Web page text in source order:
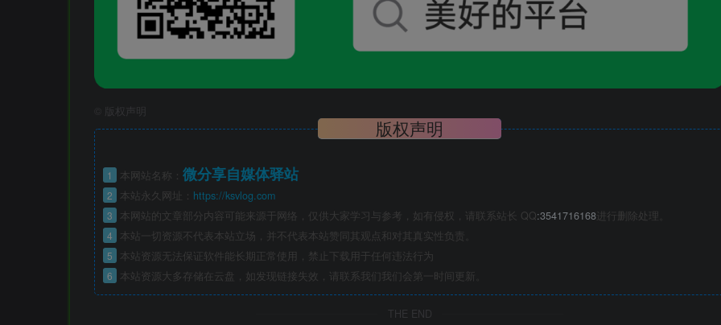
版权声明
版权声明
1 本网站名称： 微分享自媒体驿站
2 本站永久网址： https://ksvlog.com
3 本网站的文章部分内容可能来源于网络，仅供大家学习与参考，如有侵权，请联系站长 QQ:3541716168进行删除处理。
4 本站一切资源不代表本站立场，并不代表本站赞同其观点和对其真实性负责。
5 本站资源无法保证软件能长期正常使用，禁止下载用于任何违法行为
6 本站资源大多存储在云盘，如发现链接失效，请联系我们我们会第一时间更新。
THE END